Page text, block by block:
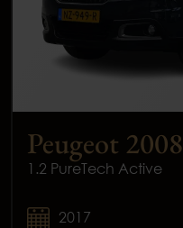
Peugeot 2008
1.2 PureTech Active
2017